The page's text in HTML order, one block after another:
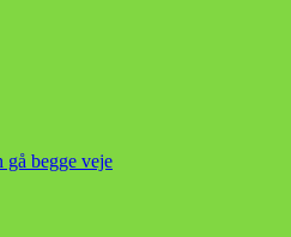
begge veje